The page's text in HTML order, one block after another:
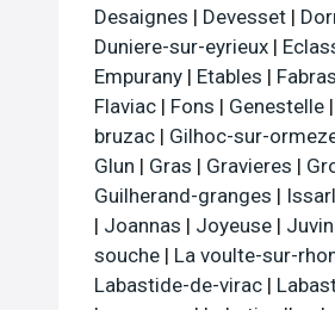
Desaignes | Devesset |
Duniere-sur-eyrieux |
Empurany | Etables | Fabras
Flaviac | Fons | Genestelle |
bruzac | Gilhoc-sur-
Glun | Gras | Gravieres |
Guilherand-granges |
| Joannas | Joyeuse |
souche | La voulte-sur-
Labastide-de-virac |